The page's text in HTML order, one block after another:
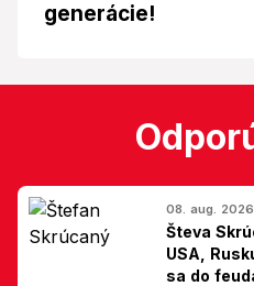
generácie!
08. aug.
Števa
USA,
sa do